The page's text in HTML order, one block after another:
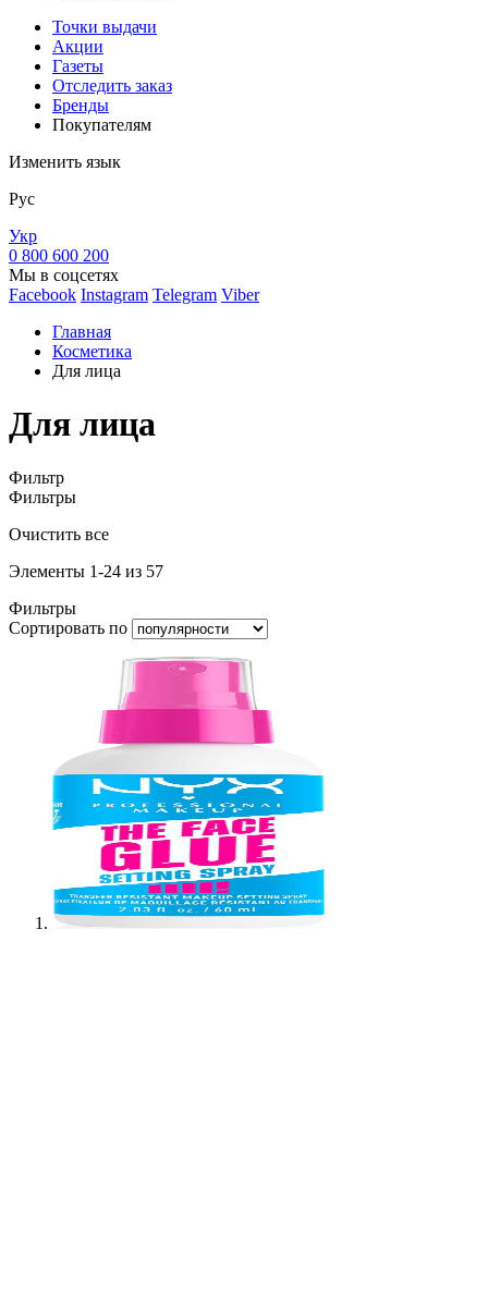
Точки выдачи
Акции
Газеты
Отследить заказ
Бренды
Покупателям
Изменить язык
Рус
Укр
0 800 600 200
Мы в соцсетях
Facebook Instagram Telegram Viber
Главная
Косметика
Для лица
Для лица
Фильтр
Фильтры
Очистить все
Элементы 1-24 из 57
Фильтры
Сортировать по